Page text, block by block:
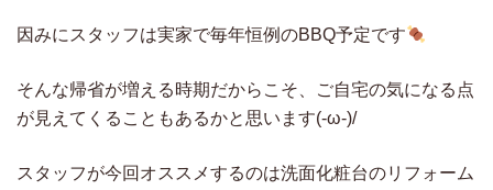
因みにスタッフは実家で毎年恒例のBBQ予定です
そんな帰省が増える時期だからこそ、ご自宅の気になる点
が見えてくることもあるかと思います(-ω-)/
スタッフが今回オススメするのは洗面化粧台のリフォーム